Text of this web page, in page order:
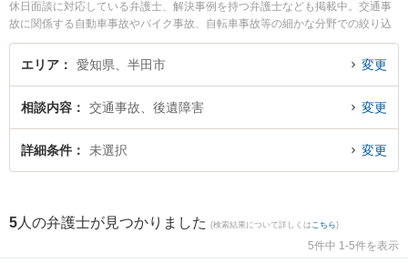
休日面談に対応している弁護士、解決事例を持つ弁護士なども掲載中。交通事
故に関係する自動車事故やバイク事故、自転車事故等の細かな分野での絞り込
み検索もでき便利です。特に荻須総合法律事務所の荻須 茂生弁護士や半田知多
総合法律事務所の平野 秀繁弁護士、半田みなと法律事務所の中島 康雄弁護士の
遺障害のトラブル解決の実績豊富な近くの弁護士を検索したい』『初回相談無
料で後遺障害を法律相談できる半田市内の弁護士に相談予約したい』などでお
困りの相談者さんにおすすめです。
エリア 愛知県、半田市 変更
相談内容 交通事故、後遺障害 変更
詳細条件 未選択 変更
5 人の弁護士が見つかりました (検索結果について詳しくは こちら)
5件中 1-5件を表示